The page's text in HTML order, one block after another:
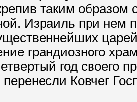
таким
Израиль при нем
грандиозного
год своего
Ковчег